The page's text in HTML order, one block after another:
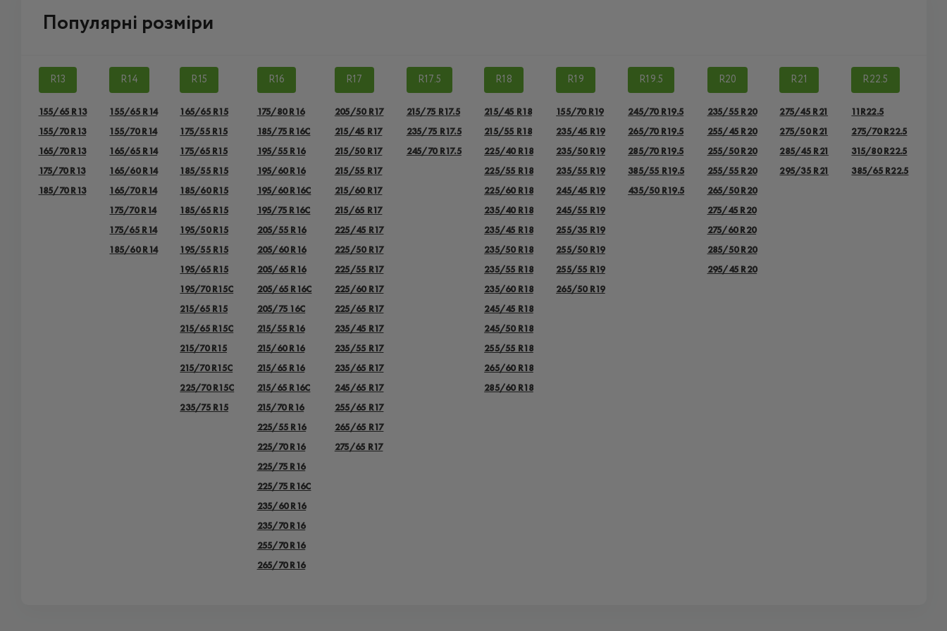
Популярні розміри
R13
155/65 R13
155/70 R13
165/70 R13
175/70 R13
185/70 R13
R14
155/65 R14
155/70 R14
165/65 R14
165/60 R14
165/70 R14
175/70 R14
175/65 R14
185/60 R14
R15
165/65 R15
175/55 R15
175/65 R15
185/55 R15
185/60 R15
185/65 R15
195/50 R15
195/55 R15
195/65 R15
195/70 R15C
215/65 R15
215/65 R15C
215/70 R15
215/70 R15C
225/70 R15C
235/75 R15
R16
175/80 R16
185/75 R16C
195/55 R16
195/60 R16
195/60 R16C
195/75 R16C
205/55 R16
205/60 R16
205/65 R16
205/65 R16C
205/75 16C
215/55 R16
215/60 R16
215/65 R16
215/65 R16C
215/70 R16
225/55 R16
225/70 R16
225/75 R16
225/75 R16С
235/60 R16
235/70 R16
255/70 R16
265/70 R16
R17
205/50 R17
215/45 R17
215/50 R17
215/55 R17
215/60 R17
215/65 R17
225/45 R17
225/50 R17
225/55 R17
225/60 R17
225/65 R17
235/45 R17
235/55 R17
235/65 R17
245/65 R17
255/65 R17
265/65 R17
275/65 R17
R17.5
215/75 R17.5
235/75 R17.5
245/70 R17.5
R18
215/45 R18
215/55 R18
225/40 R18
225/55 R18
225/60 R18
235/40 R18
235/45 R18
235/50 R18
235/55 R18
235/60 R18
245/45 R18
245/50 R18
255/55 R18
265/60 R18
285/60 R18
R19
155/70 R19
235/45 R19
235/50 R19
235/55 R19
245/45 R19
245/55 R19
255/35 R19
255/50 R19
255/55 R19
265/50 R19
R19.5
245/70 R19.5
265/70 R19.5
285/70 R19.5
385/55 R19.5
435/50 R19.5
R20
235/55 R20
255/45 R20
255/50 R20
255/55 R20
265/50 R20
275/45 R20
275/60 R20
285/50 R20
295/45 R20
R21
275/45 R21
275/50 R21
285/45 R21
295/35 R21
R22.5
11R22.5
275/70 R22.5
315/80 R22.5
385/65 R22.5